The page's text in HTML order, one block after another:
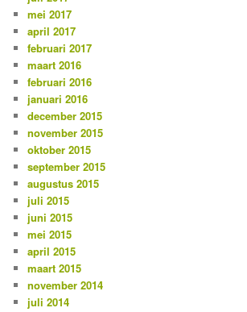
mei 2017
april 2017
februari 2017
maart 2016
februari 2016
januari 2016
december 2015
november 2015
oktober 2015
september 2015
augustus 2015
juli 2015
juni 2015
mei 2015
april 2015
maart 2015
november 2014
juli 2014